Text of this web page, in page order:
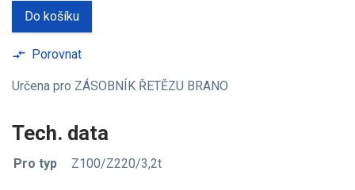
Do košíku
compare_arrows Porovnat
Určena pro ZÁSOBNÍK ŘETĚZU BRANO
Tech. data
Pro typ Z100/Z220/3,2t